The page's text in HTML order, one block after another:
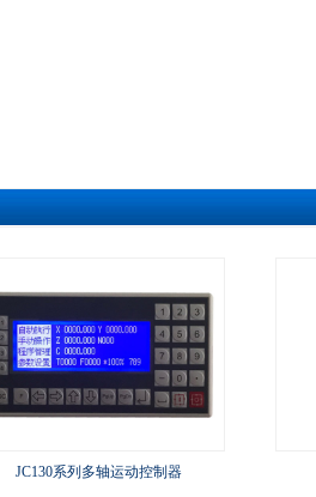
JC130系列多轴运动控制器